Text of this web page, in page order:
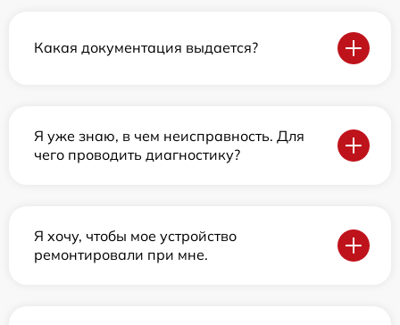
Какая документация выдается?
Я уже знаю, в чем неисправность. Для
чего проводить диагностику?
Я хочу, чтобы мое устройство
ремонтировали при мне.